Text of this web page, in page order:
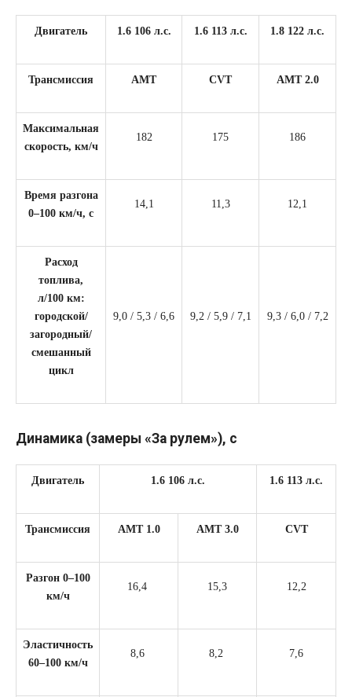
Двигатель 1.6 106 л.с. 1.6 113 л.с. 1.8 122 л.с.
Трансмиссия АМТ CVT АМТ 2.0
Максимальная
скорость, км/ч
182 175 186
Время разгона
0–100 км/ч, с
14,1 11,3 12,1
Расход
топлива,
л/100 км:
городской/
загородный/
смешанный
цикл
9,0 / 5,3 / 6,6 9,2 / 5,9 / 7,1 9,3 / 6,0 / 7,2
Динамика (замеры «За рулем»), с
Двигатель 1.6 106 л.с. 1.6 113 л.с.
Трансмиссия АМТ 1.0 АМТ 3.0 CVT
Разгон 0–100
км/ч
16,4 15,3 12,2
Эластичность
60–100 км/ч
8,6 8,2 7,6